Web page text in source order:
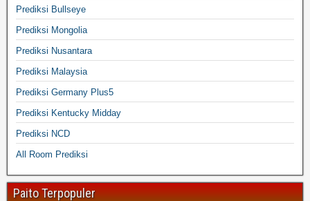
Prediksi Bullseye
Prediksi Mongolia
Prediksi Nusantara
Prediksi Malaysia
Prediksi Germany Plus5
Prediksi Kentucky Midday
Prediksi NCD
All Room Prediksi
Paito Terpopuler